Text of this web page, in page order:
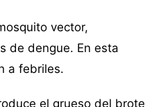
vector,
de dengue. En esta
a febriles.
el grueso del brote